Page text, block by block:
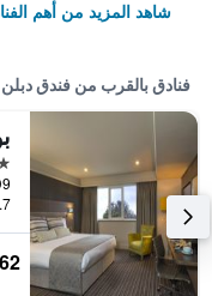
شاهد المزيد من أهم
فنادق بالقرب من فندق
4 نجوم
0.7